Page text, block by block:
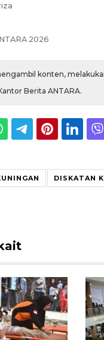
2026
konten,
Berita ANTARA.
DISKATAN